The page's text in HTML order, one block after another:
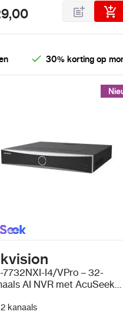
30% korting op
7732NXI-I4/VPro – 32-
AI NVR met AcuSeek
kanaals